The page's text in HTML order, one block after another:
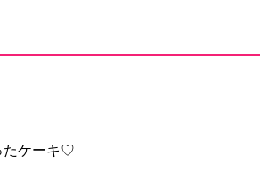
たケーキ♡